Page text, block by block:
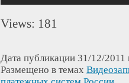
Views: 181
Дата публикации 31/12/2011
Размещено в темах